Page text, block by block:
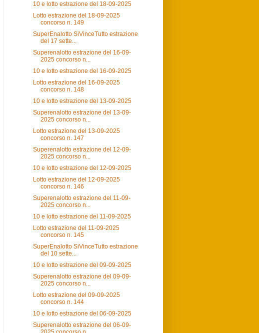
10 e lotto estrazione del 18-09-2025
Lotto estrazione del 18-09-2025
concorso n. 149
SuperEnalotto SiVinceTutto estrazione
del 17 sette...
Superenalotto estrazione del 16-09-
2025 concorso n...
10 e lotto estrazione del 16-09-2025
Lotto estrazione del 16-09-2025
concorso n. 148
10 e lotto estrazione del 13-09-2025
Superenalotto estrazione del 13-09-
2025 concorso n...
Lotto estrazione del 13-09-2025
concorso n. 147
Superenalotto estrazione del 12-09-
2025 concorso n...
10 e lotto estrazione del 12-09-2025
Lotto estrazione del 12-09-2025
concorso n. 146
Superenalotto estrazione del 11-09-
2025 concorso n...
10 e lotto estrazione del 11-09-2025
Lotto estrazione del 11-09-2025
concorso n. 145
SuperEnalotto SiVinceTutto estrazione
del 10 sette...
10 e lotto estrazione del 09-09-2025
Superenalotto estrazione del 09-09-
2025 concorso n...
Lotto estrazione del 09-09-2025
concorso n. 144
10 e lotto estrazione del 06-09-2025
Superenalotto estrazione del 06-09-